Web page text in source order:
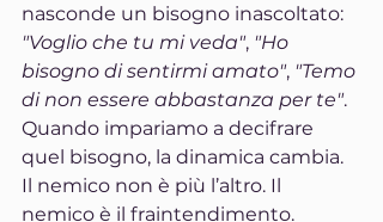
nasconde un bisogno inascoltato:
"Voglio che tu mi veda", "Ho
bisogno di sentirmi amato", "Temo
di non essere abbastanza per te".
Quando impariamo a decifrare
quel bisogno, la dinamica cambia.
Il nemico non è più l’altro. Il
nemico è il fraintendimento.